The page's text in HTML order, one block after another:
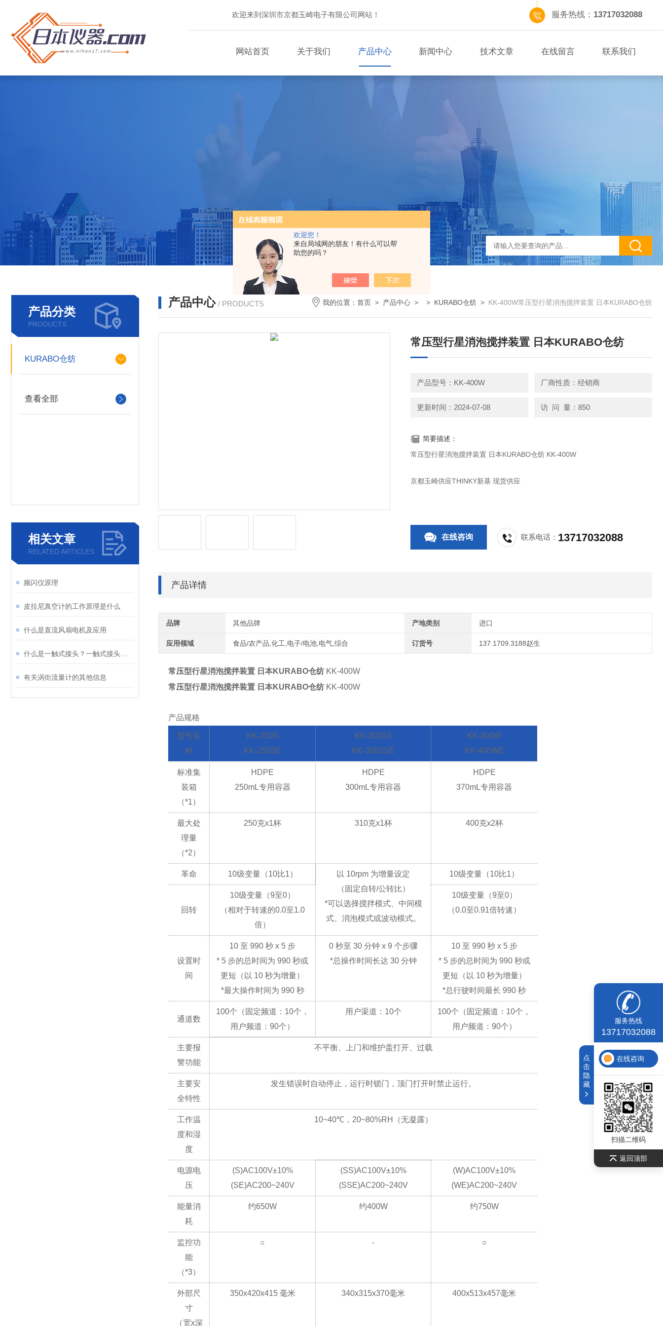
欢迎您！
来自局域网的朋友！有什么可以帮
助您的吗？
欢迎来到深圳市京都玉崎电子有限公司网站！ 服务热线： 13717032088
网站首页 关于我们 产品中心 新闻中心 技术文章 在线留言 联系我们
产品分类
PRODUCTS
KURABO仓纺
查看全部
相关文章
RELATED ARTICLES
频闪仪原理
皮拉尼真空计的工作原理是什么
什么是直流风扇电机及应用
有关涡街流量计的其他信息
产品中心 / PRODUCTS 我的位置： 首页 > 产品中心 > > KURABO仓纺 > KK-400W常压型行星消泡搅拌装置 日本KURABO仓纺
常压型行星消泡搅拌装置 日本KURABO仓纺
产品型号：KK-400W 厂商性质：经销商
更新时间：2024-07-08 访 问 量：850
简要描述：
常压型行星消泡搅拌装置 日本KURABO仓纺 KK-400W
京都玉崎供应THINKY新基 现货供应
在线咨询 联系电话： 13717032088
产品详情
品牌 其他品牌 产地类别 进口
应用领域 食品/农产品,化工,电子/电池,电气,综合 订货号 137.1709.3188赵生
常压型行星消泡搅拌装置 日本KURABO仓纺 KK-400W
常压型行星消泡搅拌装置 日本KURABO仓纺 KK-400W
产品规格
型号名
称
KK-250S
KK-250SE
KK-300SS
KK-300SSE
KK-400W
KK-400WE
标准集
装箱
（*1）
HDPE
250mL专用容器
HDPE
300mL专用容器
HDPE
370mL专用容器
最大处
理量
（*2）
250克x1杯 310克x1杯 400克x2杯
革命 10级变量（10比1）
以 10rpm 为增量设定
（固定自转/公转比）
*可以选择搅拌模式、中间模
式、消泡模式或波动模式。
10级变量（10比1）
回转
10级变量（9至0）
（相对于转速的0.0至1.0
倍）
10级变量（9至0）
（0.0至0.91倍转速）
设置时
间
10 至 990 秒 x 5 步
* 5 步的总时间为 990 秒或
更短（以 10 秒为增量）
*最大操作时间为 990 秒
0 秒至 30 分钟 x 9 个步骤
*总操作时间长达 30 分钟
10 至 990 秒 x 5 步
*5 步的总时间为 990 秒或
更短（以 10 秒为增量）
*总行驶时间最长 990 秒
通道数
100个（固定频道：10个，
用户频道：90个）
用户渠道：10个
100个（固定频道：10个，
用户频道：90个）
主要报
警功能
不平衡、上门和维护盖打开、过载
主要安
全特性
发生错误时自动停止，运行时锁门，顶门打开时禁止运行。
工作温
度和湿
度
10~40℃，20~80%RH（无凝露）
电源电
压
(S)AC100V±10%
(SE)AC200~240V
(SS)AC100V±10%
(SSE)AC200~240V
(W)AC100V±10%
(WE)AC200~240V
能量消
耗
约650W 约400W 约750W
监控功
能
（*3）
○ - ○
外部尺
寸
（宽x深
350x420x415 毫米 340x315x370毫米 400x513x457毫米
服务热线
13717032088
在线咨询
扫描二维码
返回顶部
点
击
隐
藏